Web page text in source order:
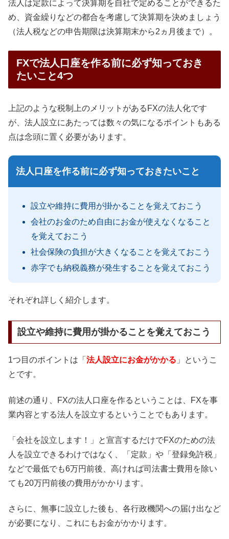
法人は定款によって決算期を自社で定めることができるた
め、資金繰りなどの都合を考慮して決算期を決めましょう
（法人税などの申告期限は決算期末から2ヵ月後まで）。
FXで法人口座を作る前に必ず知っておき
たいこと4つ
上記のような税制上のメリットがあるFXの法人化です
が、法人設立にあたっては数々の気になるポイントもある
点は念頭に置く必要があります。
法人口座を作る前に必ず知っておきたいこと
設立や維持に費用が掛かることを覚えておこう
会社のお金のため自由にお金が使えなくなること
を覚えておこう
社会保険の負担が大きくなることを覚えておこう
赤字でも納税義務が発生することを覚えておこう
それぞれ詳しく紹介します。
設立や維持に費用が掛かることを覚えておこう
1つ目のポイントは「 法人設立にお金がかかる 」というこ
とです。
前述の通り、FXの法人口座を作るということは、FXを事
業内容とする法人を設立するということでもあります。
「会社を設立します！」と宣言するだけでFXのための法
人を設立できるわけではなく、「定款」や「登録免許税」
などで最低でも6万円前後、高ければ司法書士費用を除い
ても20万円前後の費用がかかります。
さらに、無事に設立した後も、各行政機関への届け出など
が必要になり、これにもお金がかかります。